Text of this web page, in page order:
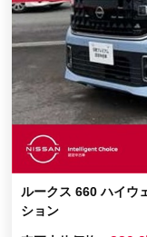
ルークス 660 ハイウ
ション